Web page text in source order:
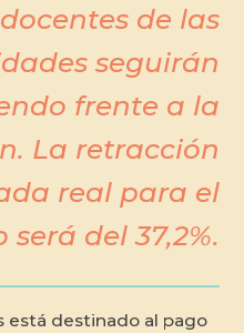
docentes de las
seguirán
frente a la
La retracción
real para el
será del 37,2%.
está destinado al pago